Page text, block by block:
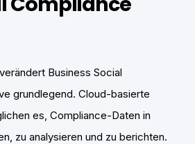
Business Social
grundlegend. Cloud-basierte
es, Compliance-Daten in
zu analysieren und zu berichten.